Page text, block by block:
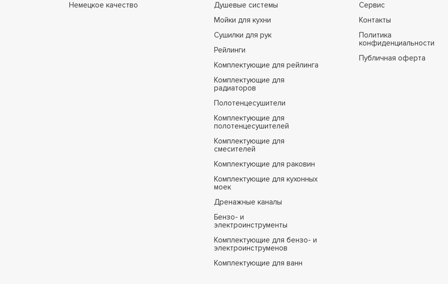
Немецкое качество
Душевые системы
Мойки для кухни
Сушилки для рук
Рейлинги
Комплектующие для рейлинга
Комплектующие для
радиаторов
Полотенцесушители
Комплектующие для
полотенцесушителей
Комплектующие для
смесителей
Комплектующие для раковин
Комплектующие для кухонных
моек
Дренажные каналы
Бензо- и
электроинструменты
Комплектующие для бензо- и
электроинструменов
Комплектующие для ванн
Сервис
Контакты
Политика
конфиденциальности
Публичная оферта